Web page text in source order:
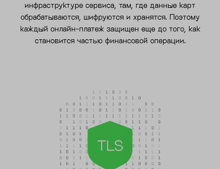
инфраструктуре сервиса, там, где данные карт
обрабатываются, шифруются и хранятся. Поэтому
каждый онлайн-платеж защищен еще до того, как
становится частью финансовой операции.